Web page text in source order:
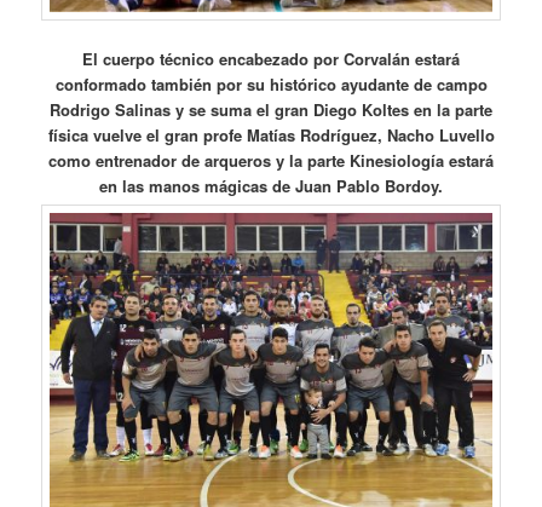
El cuerpo técnico encabezado por Corvalán estará
conformado también por su histórico ayudante de campo
Rodrigo Salinas y se suma el gran Diego Koltes en la parte
física vuelve el gran profe Matías Rodríguez, Nacho Luvello
como entrenador de arqueros y la parte Kinesiología estará
en las manos mágicas de Juan Pablo Bordoy.